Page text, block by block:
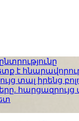
է
տալ իրենց